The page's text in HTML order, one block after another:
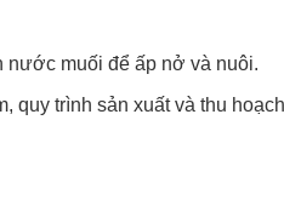
nước muối để ấp nở và nuôi.
quy trình sản xuất và thu